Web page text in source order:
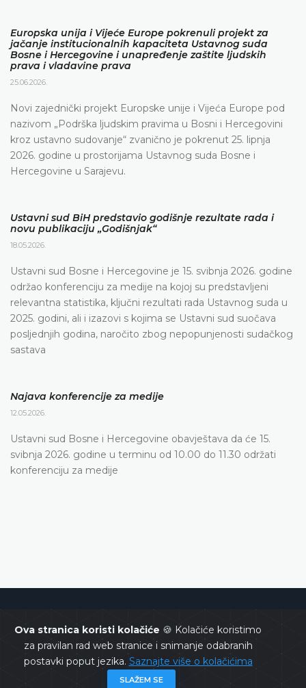
Ova stranica koristi kolačiće 🍪 Kolačiće koristimo
za pravilan rad web stranice i snimanje odabranih
postavki poput jezika. Saznajte više o kolačićima
SLAŽEM SE
Europska unija i Vijeće Europe pokrenuli projekt za
jačanje institucionalnih kapaciteta Ustavnog suda
Bosne i Hercegovine i unapređenje zaštite ljudskih
prava i vladavine prava
25.06.2026.
Novi zajednički projekt Europske unije i Vijeća Europe pod
nazivom „Podrška ljudskim pravima u Bosni i Hercegovini
kroz ustavno sudovanje“ zvanično je pokrenut 25. lipnja
2026. godine u prostorijama Ustavnog suda Bosne i
Hercegovine u Sarajevu.
Ustavni sud BiH predstavio godišnje rezultate rada i
novu publikaciju „Godišnjak“
18.05.2026.
Ustavni sud Bosne i Hercegovine je 15. svibnja 2026. godine
održao konferenciju za medije na kojoj su predstavljeni
relevantna statistika, ključni rezultati rada Ustavnog suda u
2025. godini, ali i izazovi s kojima se Ustavni sud suočava
posljednjih godina, naročito zbog nepopunjenosti sudačkog
sastava
Najava konferencije za medije
12.05.2026.
Ustavni sud Bosne i Hercegovine obavještava da će 15.
svibnja 2026. godine u terminu od 10.00 do 11.30 održati
konferenciju za medije
Ustavni sud BiH